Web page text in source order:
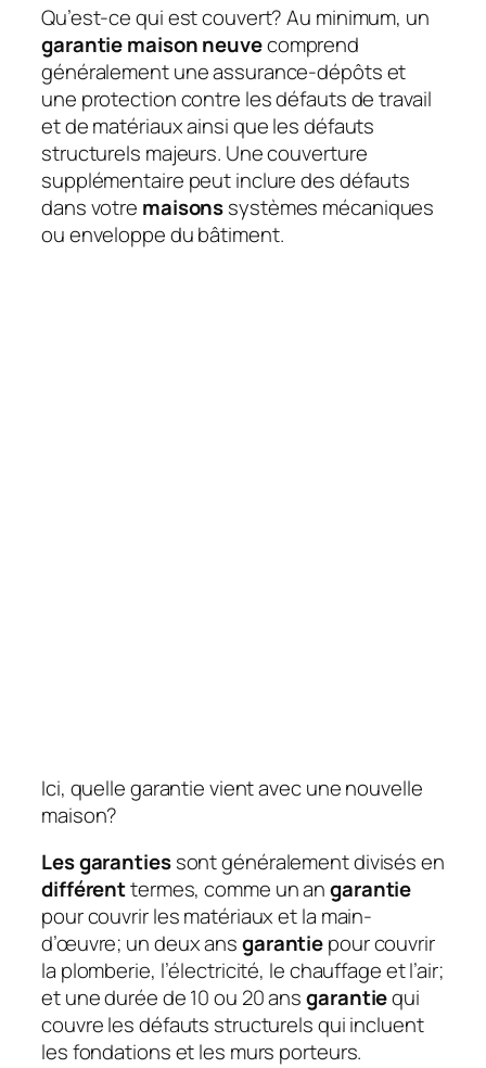
Qu’est-ce qui est couvert? Au minimum, un
garantie maison neuvecomprend
généralement une assurance-dépôts et
une protection contre les défauts de travail
et de matériaux ainsi que les défauts
structurels majeurs. Une couverture
supplémentaire peut inclure des défauts
dans votre maisonssystèmes mécaniques
ou enveloppe du bâtiment.
Ici, quelle garantie vient avec une nouvelle
maison?
Les garantiessont généralement divisés en
différenttermes, comme un angarantie
pour couvrir les matériaux et la main-
d’œuvre; un deux ansgarantiepour couvrir
la plomberie, l’électricité, le chauffage et l’air;
et une durée de 10 ou 20 ansgarantiequi
couvre les défauts structurels qui incluent
les fondations et les murs porteurs.